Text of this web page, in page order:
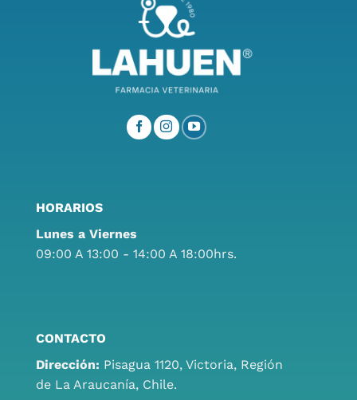
HORARIOS
Lunes a Viernes
09:00 A 13:00 - 14:00 A 18:00hrs.
CONTACTO
Dirección: Pisagua 1120, Victoria, Región
de La Araucanía, Chile.